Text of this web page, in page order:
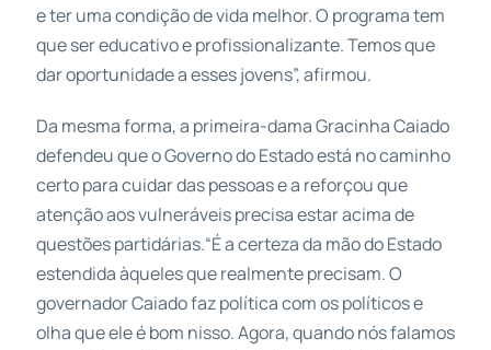
e ter uma condição de vida melhor. O programa tem
que ser educativo e profissionalizante. Temos que
dar oportunidade a esses jovens”, afirmou.
Da mesma forma, a primeira-dama Gracinha Caiado
defendeu que o Governo do Estado está no caminho
certo para cuidar das pessoas e a reforçou que
atenção aos vulneráveis precisa estar acima de
questões partidárias.“É a certeza da mão do Estado
estendida àqueles que realmente precisam. O
governador Caiado faz política com os políticos e
olha que ele é bom nisso. Agora, quando nós falamos